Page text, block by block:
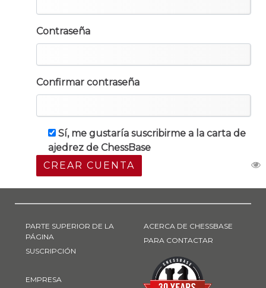
Contraseña
Confirmar contraseña
Sí, me gustaría suscribirme a la carta de
ajedrez de ChessBase
CREAR CUENTA
PARTE SUPERIOR DE LA
PÁGINA
SUSCRIPCIÓN
EMPRESA
ACERCA DE CHESSBASE
PARA CONTACTAR